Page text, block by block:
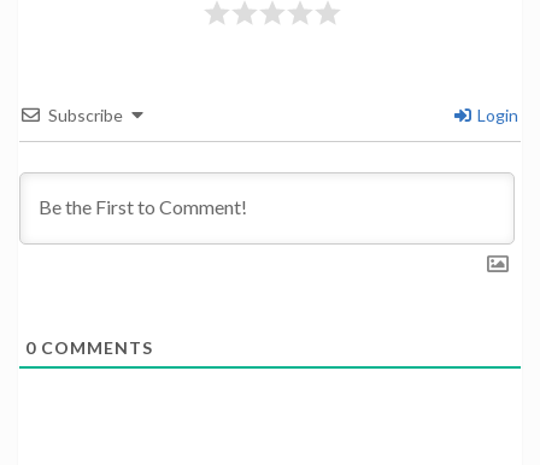
Subscribe Login
0 COMMENTS